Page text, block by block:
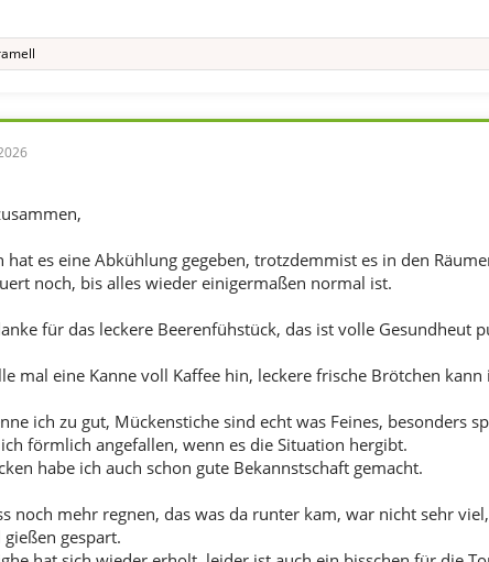
hat es eine Abkühlung gegeben, trotzdemmist es in den
noch, bis alles wieder einigermaßen normal ist.
für das leckere Beerenfühstück, das ist volle Gesundheut
mal eine Kanne voll Kaffee hin, leckere frische Brötchen
ich zu gut, Mückenstiche sind echt was Feines, besonders
förmlich angefallen, wenn es die Situation hergibt.
habe ich auch schon gute Bekannstschaft gemacht.
noch mehr regnen, das was da runter kam, war nicht sehr viel,
gespart.